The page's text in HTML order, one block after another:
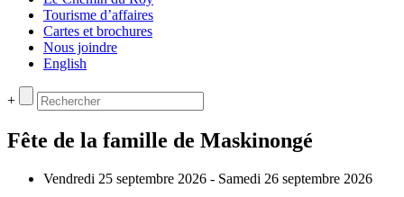
Tourisme d’affaires
Cartes et brochures
Nous joindre
English
+
Fête de la famille de Maskinongé
Vendredi 25 septembre 2026 - Samedi 26 septembre 2026